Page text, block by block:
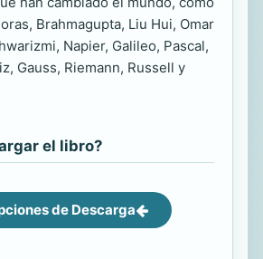
Brahmagupta, Liu Hui, Omar
Napier, Galileo, Pascal,
Gauss, Riemann, Russell y
el libro?
de Descarga